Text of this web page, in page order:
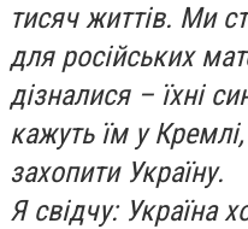
тисяч життів. Ми
для російських
дізналися – їхні
кажуть їм у
захопити Україну.
Я свідчу: Україна